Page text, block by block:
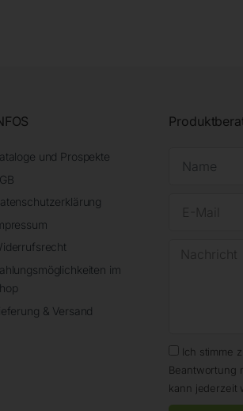
und Prospekte
im
& Versand
Ich stimme
Beantwortung
kann jederzeit